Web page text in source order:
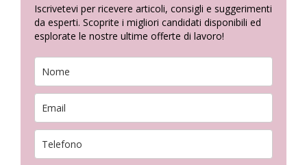
Iscrivetevi per ricevere articoli, consigli e suggerimenti
da esperti. Scoprite i migliori candidati disponibili ed
esplorate le nostre ultime offerte di lavoro!